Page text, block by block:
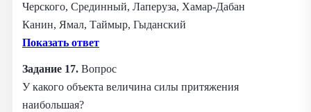
Черского, Срединный, Лаперуза, Хамар-Дабан
Канин, Ямал, Таймыр, Гыданский
Показать ответ
Задание 17. Вопрос
У какого объекта величина силы притяжения
наибольшая?